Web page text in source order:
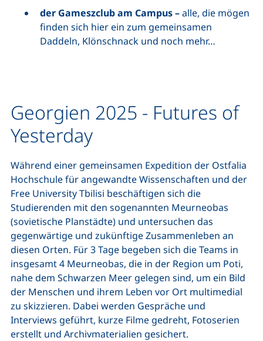
der Gameszclub am Campus –alle, die mögen
finden sich hier ein zum gemeinsamen
Daddeln, Klönschnack und noch mehr…
Georgien 2025 - Futures of
Yesterday
Während einer gemeinsamen Expedition der Ostfalia
Hochschule für angewandte Wissenschaften und der
Free University Tbilisi beschäftigen sich die
Studierenden mit den sogenannten Meurneobas
(sovietische Planstädte) und untersuchen das
gegenwärtige und zukünftige Zusammenleben an
diesen Orten. Für 3 Tage begeben sich die Teams in
insgesamt 4 Meurneobas, die in der Region um Poti,
nahe dem Schwarzen Meer gelegen sind, um ein Bild
der Menschen und ihrem Leben vor Ort multimedial
zu skizzieren. Dabei werden Gespräche und
Interviews geführt, kurze Filme gedreht, Fotoserien
erstellt und Archivmaterialien gesichert.